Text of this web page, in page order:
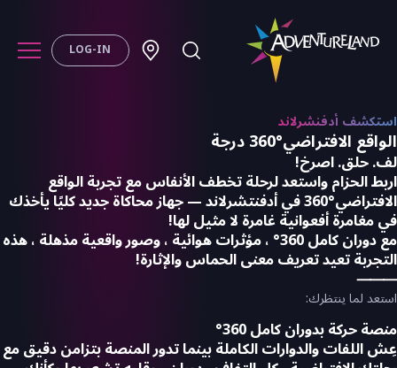
LOG-IN
استكشف أدفنشرلاند
الواقع الافتراضي°360 درجة
لف. حلق. اصرخ!
اربط الحزام واستعد لرحلة تخطف الأنفاس مع تجربة الواقع
الافتراضي°360 في أدفنتشرلاند — جهاز محاكاة جديد كليًا يأخذك
في مغامرة أفعوانية غامرة لا مثيل لها!
مع دوران كامل 360° ، مؤثرات هوائية ، وصور واقعية مذهلة ، هذه
التجربة تعيد تعريف معنى الحماس والإثارة!
⸻
استعد لما ينتظرك:
منصة حركة بدوران كامل 360°
عِش اللفات والدوارات الكاملة بينما تدور المنصة بتزامن دقيق مع